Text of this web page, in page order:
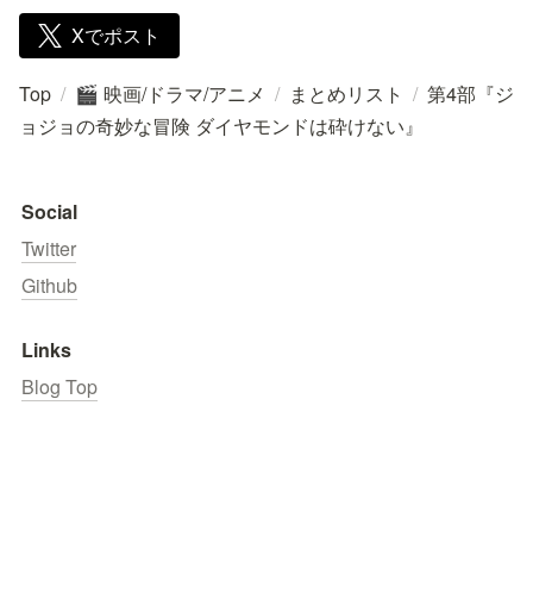
Xでポスト
Top / 🎬 映画/ドラマ/アニメ / まとめリスト / 第4部『ジ
ョジョの奇妙な冒険 ダイヤモンドは砕けない』
Social
Twitter
Github
Links
Blog Top